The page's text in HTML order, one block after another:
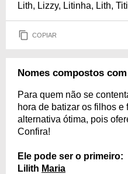
Lith, Lizzy, Litinha, Lith,
COPIAR
Nomes compostos
Para quem não se
hora de batizar os filhos e
alternativa ótima, pois
Confira!
Ele pode ser o primeiro:
Lilith Maria